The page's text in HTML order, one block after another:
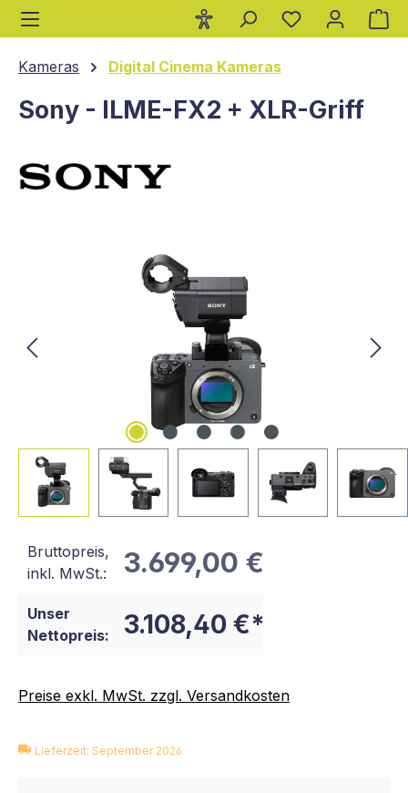
springen
Kameras Digital Cinema Kameras
Sony - ILME-FX2 + XLR-Griff
Bildergalerie überspringen
Bruttopreis,
inkl. MwSt.:
3.699,00 €
Unser
Nettopreis:
3.108,40 €*
Preise exkl. MwSt. zzgl. Versandkosten
Lieferzeit: September 2026